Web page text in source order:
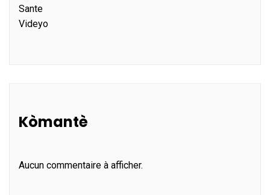
Sante
Videyo
Kòmantè
Aucun commentaire à afficher.